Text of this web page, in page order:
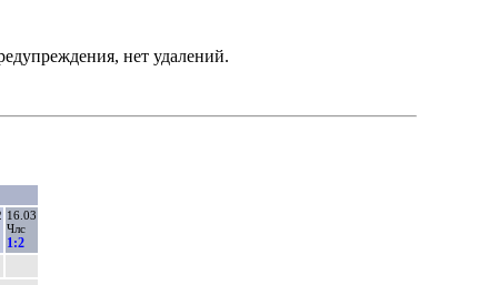
нет удалений.
16.03
Члс
1:2